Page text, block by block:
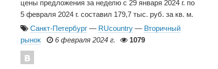
цены предложения за неделю с 29 января 2024 г. по
5 февраля 2024 г. составил 179,7 тыс. руб. за кв. м.
Санкт-Петербург — RUcountry — Вторичный
рынок
6 февраля 2024 г. 1079